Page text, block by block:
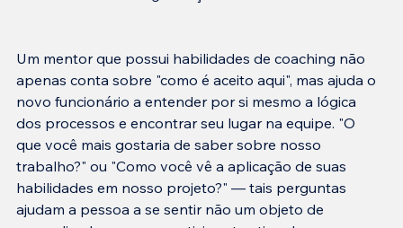
Um mentor que possui habilidades de coaching não
apenas conta sobre "como é aceito aqui", mas ajuda o
novo funcionário a entender por si mesmo a lógica
dos processos e encontrar seu lugar na equipe. "O
que você mais gostaria de saber sobre nosso
trabalho?" ou "Como você vê a aplicação de suas
habilidades em nosso projeto?" — tais perguntas
ajudam a pessoa a se sentir não um objeto de